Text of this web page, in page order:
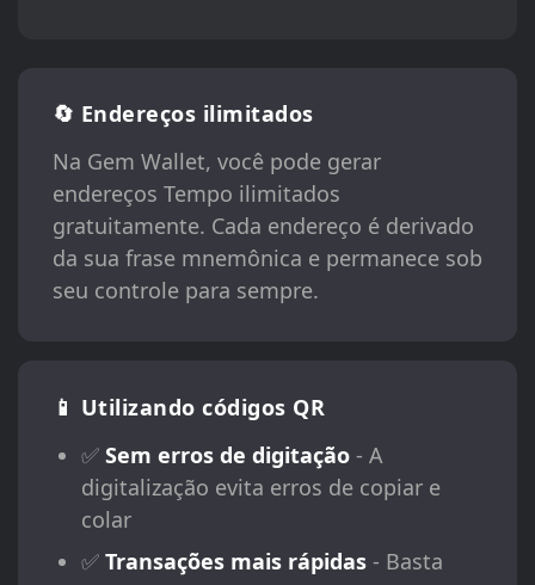
🔄 Endereços ilimitados
Na Gem Wallet, você pode gerar
endereços Tempo ilimitados
gratuitamente. Cada endereço é derivado
da sua frase mnemônica e permanece sob
seu controle para sempre.
📱 Utilizando códigos QR
✅ Sem erros de digitação- A
digitalização evita erros de copiar e
colar
✅ Transações mais rápidas- Basta